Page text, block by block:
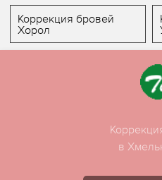
Коррекция бровей
Хорол
в